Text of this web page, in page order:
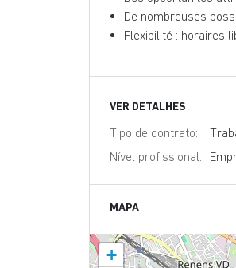
De nombreuses
Flexibilité : horaires
VER DETALHES
Tipo de contrato:
Nível profissional:
MAPA
+